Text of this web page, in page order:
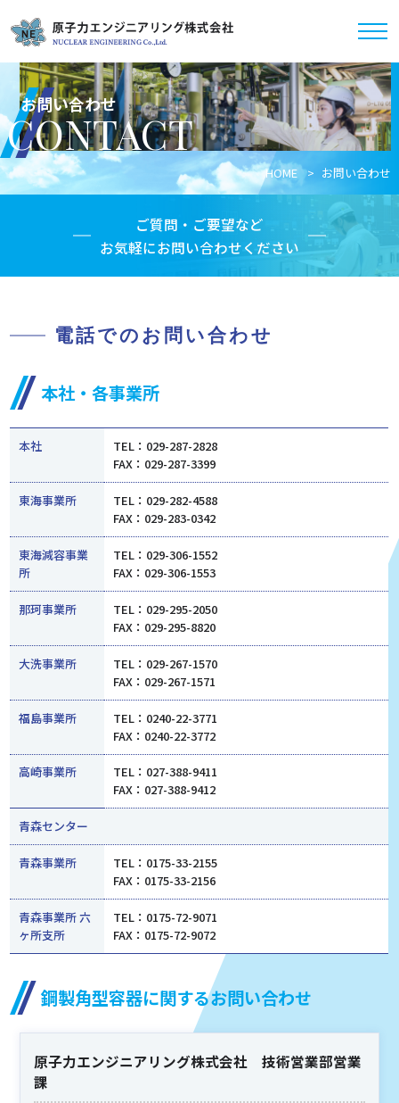
お問い合わせ
CONTACT
HOME お問い合わせ
ご質問・ご要望など
お気軽にお問い合わせください
電話でのお問い合わせ
本社・各事業所
本社
TEL：029-287-2828
FAX：029-287-3399
東海事業所
TEL：029-282-4588
FAX：029-283-0342
東海減容事業
所
TEL：029-306-1552
FAX：029-306-1553
那珂事業所
TEL：029-295-2050
FAX：029-295-8820
大洗事業所
TEL：029-267-1570
FAX：029-267-1571
福島事業所
TEL：0240-22-3771
FAX：0240-22-3772
高崎事業所
TEL：027-388-9411
FAX：027-388-9412
青森センター
青森事業所
TEL：0175-33-2155
FAX：0175-33-2156
青森事業所 六
ヶ所支所
TEL：0175-72-9071
FAX：0175-72-9072
鋼製角型容器に関するお問い合わせ
原子力エンジニアリング株式会社 技術営業部営業
課